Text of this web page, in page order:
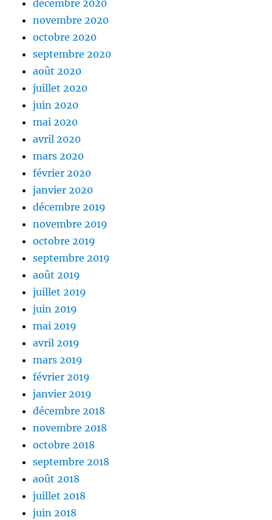
décembre 2020
novembre 2020
octobre 2020
septembre 2020
août 2020
juillet 2020
juin 2020
mai 2020
avril 2020
mars 2020
février 2020
janvier 2020
décembre 2019
novembre 2019
octobre 2019
septembre 2019
août 2019
juillet 2019
juin 2019
mai 2019
avril 2019
mars 2019
février 2019
janvier 2019
décembre 2018
novembre 2018
octobre 2018
septembre 2018
août 2018
juillet 2018
juin 2018